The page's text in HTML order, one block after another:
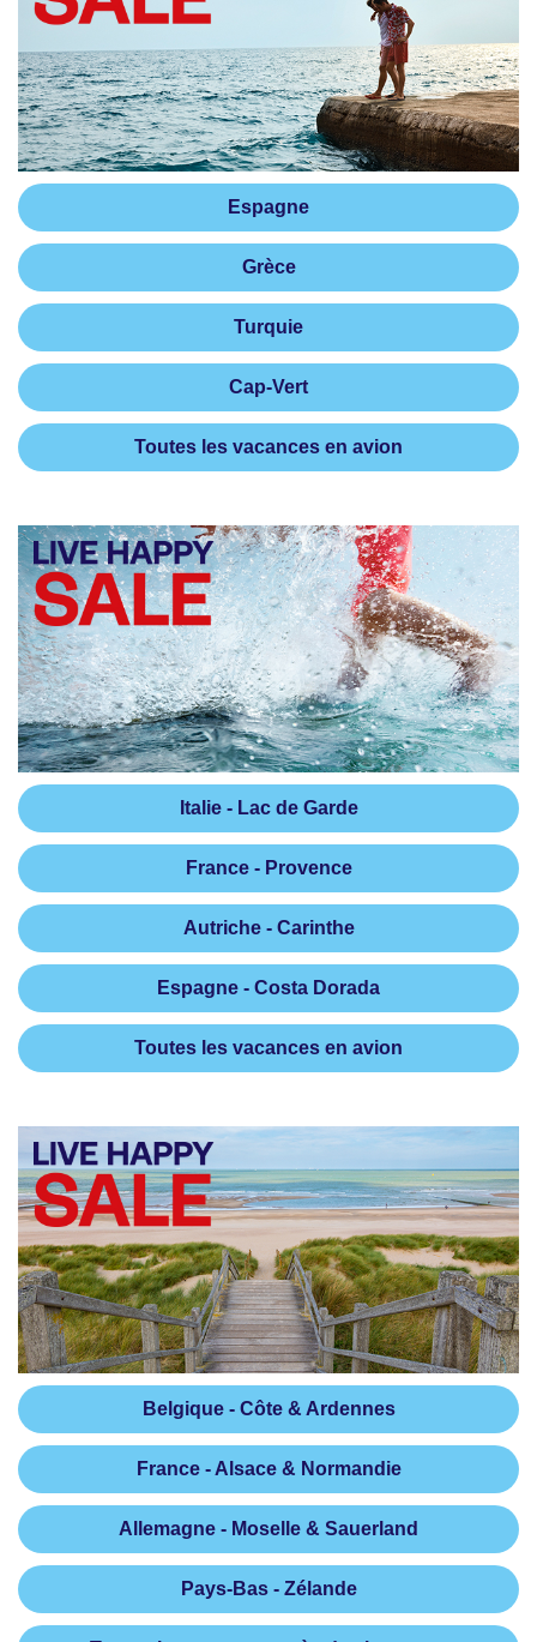
Espagne
Grèce
Turquie
Cap-Vert
Toutes les vacances en avion
Italie - Lac de Garde
France - Provence
Autriche - Carinthe
Espagne - Costa Dorada
Toutes les vacances en avion
Belgique - Côte & Ardennes
France - Alsace & Normandie
Allemagne - Moselle & Sauerland
Pays-Bas - Zélande